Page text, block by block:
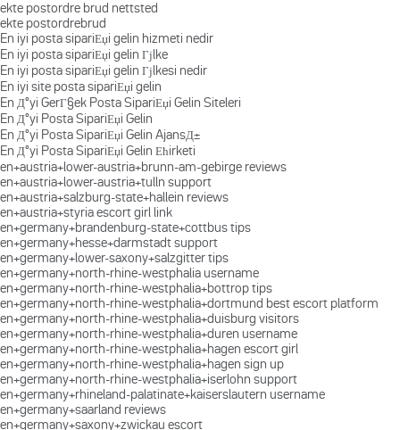
ekte postordre brud nettsted
ekte postordrebrud
En iyi posta sipariЕџi gelin hizmeti nedir
En iyi posta sipariЕџi gelin Гјlke
En iyi posta sipariЕџi gelin Гјlkesi nedir
En iyi site posta sipariЕџi gelin
En Д°yi GerГ§ek Posta SipariЕџi Gelin Siteleri
En Д°yi Posta SipariЕџi Gelin
En Д°yi Posta SipariЕџi Gelin AjansД±
En Д°yi Posta SipariЕџi Gelin Ећirketi
en+austria+lower-austria+brunn-am-gebirge reviews
en+austria+lower-austria+tulln support
en+austria+salzburg-state+hallein reviews
en+austria+styria escort girl link
en+germany+brandenburg-state+cottbus tips
en+germany+hesse+darmstadt support
en+germany+lower-saxony+salzgitter tips
en+germany+north-rhine-westphalia username
en+germany+north-rhine-westphalia+bottrop tips
en+germany+north-rhine-westphalia+dortmund best escort platform
en+germany+north-rhine-westphalia+duisburg visitors
en+germany+north-rhine-westphalia+duren username
en+germany+north-rhine-westphalia+hagen escort girl
en+germany+north-rhine-westphalia+hagen sign up
en+germany+north-rhine-westphalia+iserlohn support
en+germany+rhineland-palatinate+kaiserslautern username
en+germany+saarland reviews
en+germany+saxony+zwickau escort